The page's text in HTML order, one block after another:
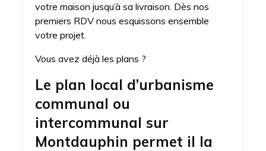
votre maison jusqu’à sa livraison. Dès nos
premiers RDV nous esquissons ensemble
votre projet.
Vous avez déjà les plans ?
Le plan local d’urbanisme
communal ou
intercommunal sur
Montdauphin permet il la